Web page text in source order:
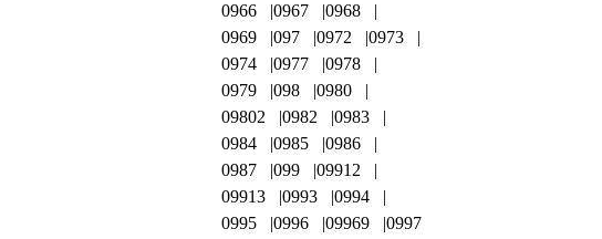
0966
0967
0968
0969
097 0972
0973
0974
0977
0978
0979
098
0980
09802
0982
0983
0984
0985
0986
0987
099
09912
09913
0993
0994
0995
0996 09969 0997